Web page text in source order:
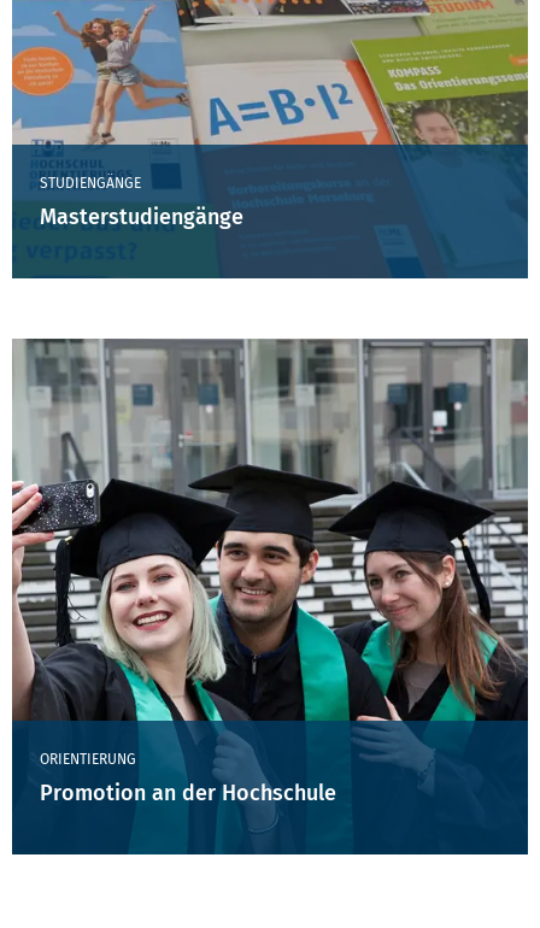
STUDIENGÄNGE
Masterstudiengänge
ORIENTIERUNG
Promotion an der Hochschule